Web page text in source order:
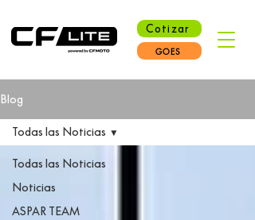
Cotizar
GOES
Blog
Todas las Noticias
Noticias
ASPAR TEAM
Todas las Noticias